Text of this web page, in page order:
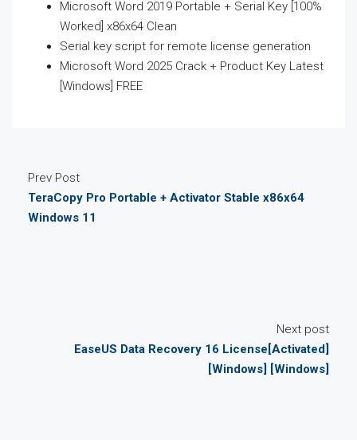
Microsoft Word 2019 Portable + Serial Key [100%
Worked] x86x64 Clean
Serial key script for remote license generation
Microsoft Word 2025 Crack + Product Key Latest
[Windows] FREE
Prev Post
TeraCopy Pro Portable + Activator Stable x86x64
Windows 11
Next post
EaseUS Data Recovery 16 License[Activated]
[Windows] [Windows]